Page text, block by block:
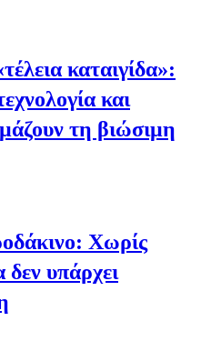
καταιγίδα»:
και
τη βιώσιμη
Χωρίς
δεν υπάρχει